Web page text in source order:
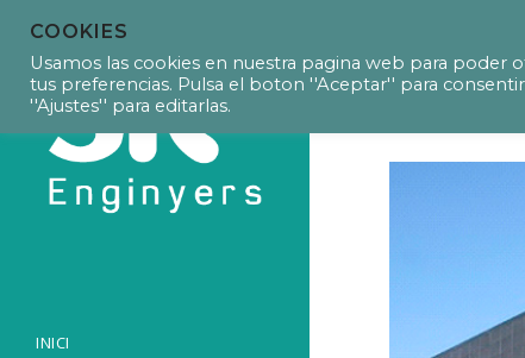
INICI
COOKIES
Usamos las cookies en nuestra pagina web para
tus preferencias. Pulsa el boton ''Aceptar'' para
''Ajustes'' para editarlas.